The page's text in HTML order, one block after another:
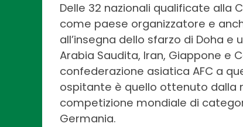
Delle 32 nazionali qualificate alla
come paese organizzatore e
all’insegna dello sfarzo di Doha
Arabia Saudita, Iran, Giappone e
confederazione asiatica AFC a
ospitante è quello ottenuto dalla
competizione mondiale di
Germania.